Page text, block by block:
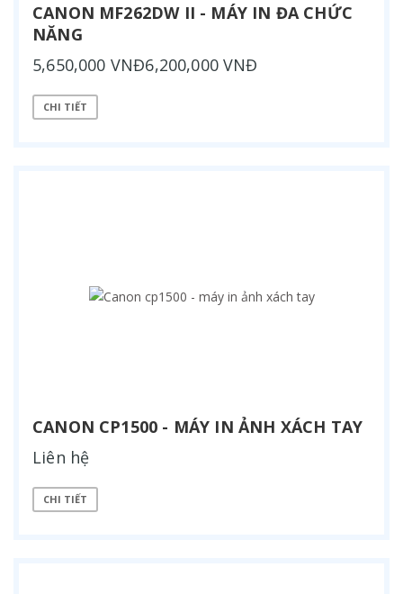
CANON MF262DW II - MÁY IN ĐA CHỨC
NĂNG
5,650,000 VNĐ6,200,000 VNĐ
CHI TIẾT
CANON CP1500 - MÁY IN ẢNH XÁCH TAY
Liên hệ
CHI TIẾT